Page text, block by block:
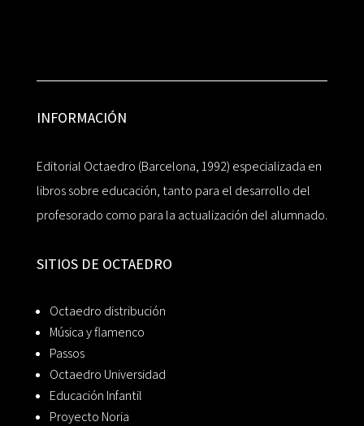
INFORMACIÓN
Editorial Octaedro (Barcelona, 1992) especializada en
libros sobre educación, tanto para el desarrollo del
profesorado como para la actualización del alumnado.
SITIOS DE OCTAEDRO
Octaedro distribución
Música y flamenco
Passos
Octaedro Universidad
Educación Infantil
Proyecto Noria